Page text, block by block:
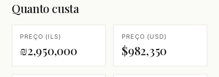
Quanto custa
PREÇO (ILS)
₪2,950,000
PREÇO (USD)
$982,350